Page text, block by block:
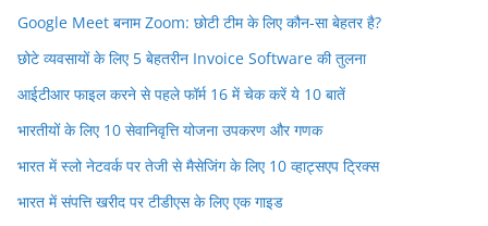
Google Meet बनाम Zoom: छोटी टीम के लिए कौन-सा बेहतर है?
छोटे व्यवसायों के लिए 5 बेहतरीन Invoice Software की तुलना
आईटीआर फाइल करने से पहले फॉर्म 16 में चेक करें ये 10 बातें
भारतीयों के लिए 10 सेवानिवृत्ति योजना उपकरण और गणक
भारत में स्लो नेटवर्क पर तेजी से मैसेजिंग के लिए 10 व्हाट्सएप ट्रिक्स
भारत में संपत्ति खरीद पर टीडीएस के लिए एक गाइड